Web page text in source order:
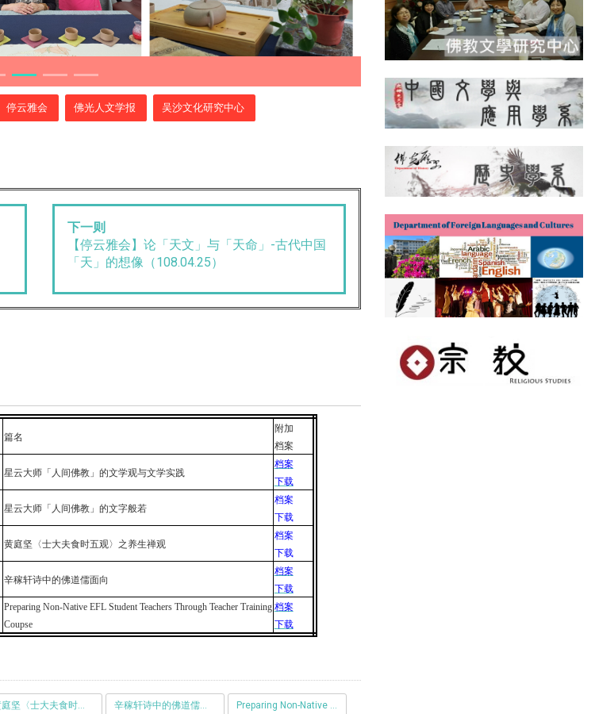
停云雅会 佛光人文学报 吴沙文化研究中心
下一则
【停云雅会】论「天文」与「天命」-古代中国
「天」的想像（108.04.25）
篇名
附加
档案
星云大师「人间佛教」的文学观与文学实践
档案
下载
星云大师「人间佛教」的文字般若
档案
下载
黄庭坚〈士大夫食时五观〉之养生禅观
档案
下载
辛稼轩诗中的佛道儒面向
档案
下载
Preparing Non-Native EFL Student Teachers Through Teacher Training
Coupse
档案
下载
黄庭坚〈士大夫食时五观〉之养生禅观 辛稼轩诗中的佛道儒面向 Preparing Non-Native EFL Student Teachers Through Teacher Training Coupse